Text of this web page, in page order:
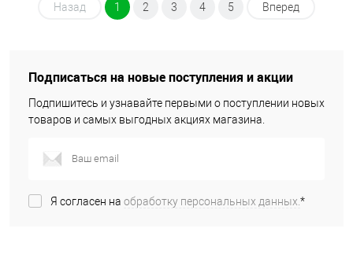
Назад 1 2 3 4 5 Вперед
Подписаться на новые поступления и акции
Подпишитесь и узнавайте первыми о поступлении новых
товаров и самых выгодных акциях магазина.
Я согласен на обработку персональных данных.*